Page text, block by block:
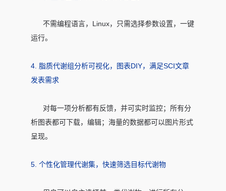
不需编程语言，Linux，只需选择参数设置，一键
运行。
4. 脂质代谢组分析可视化，图表DIY，满足SCI文章
发表需求
对每一项分析都有反馈，并可实时监控；所有分
析图表都可下载，编辑；海量的数据都可以图片形式
呈现。
5. 个性化管理代谢集，快速筛选目标代谢物